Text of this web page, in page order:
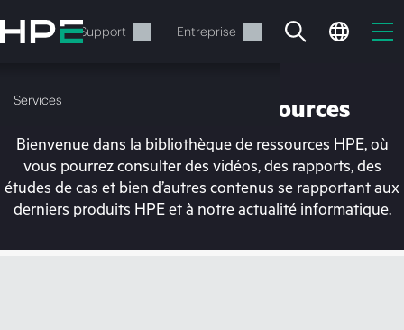
au
contenu
Services Support Entreprise
Services
Votre panier est
Bibliothèque de ressources
Bienvenue dans la bibliothèque de ressources HPE, où
vous pourrez consulter des vidéos, des rapports, des
études de cas et bien d’autres contenus se rapportant aux
derniers produits HPE et à notre actualité informatique.